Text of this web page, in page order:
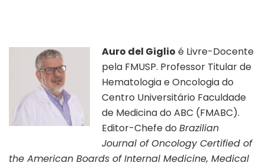
Auro del Giglio é Livre-Docente
pela FMUSP. Professor Titular de
Hematologia e Oncologia do
Centro Universitário Faculdade
de Medicina do ABC (FMABC).
Editor-Chefe do Brazilian
Journal of Oncology Certified of
the American Boards of Internal Medicine, Medical